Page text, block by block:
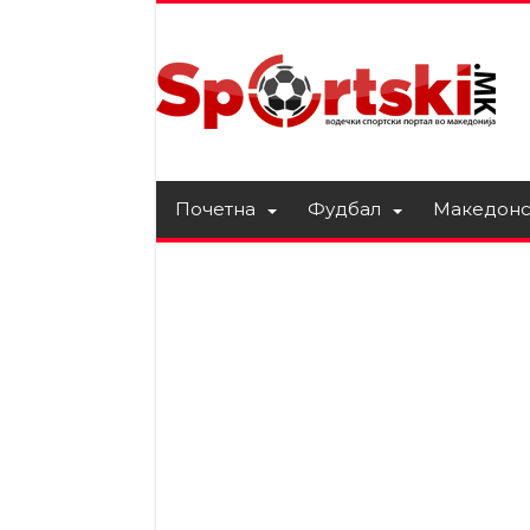
Почетна Фудбал